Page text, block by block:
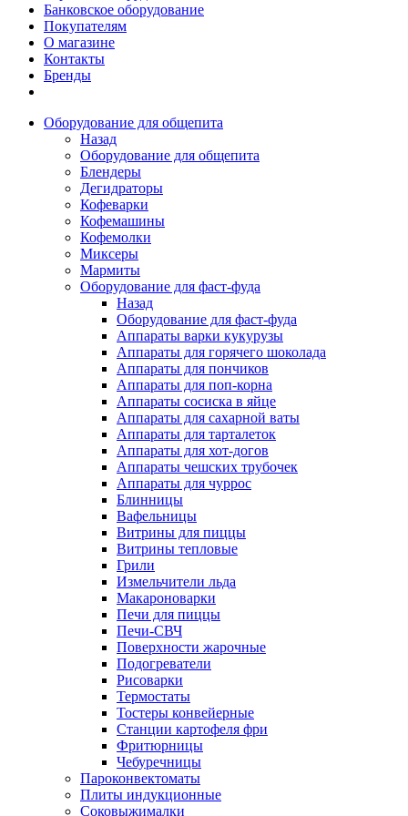
Банковское оборудование
Покупателям
О магазине
Контакты
Бренды
Оборудование для общепита
Назад
Оборудование для общепита
Блендеры
Дегидраторы
Кофеварки
Кофемашины
Кофемолки
Миксеры
Мармиты
Оборудование для фаст-фуда
Назад
Оборудование для фаст-фуда
Аппараты варки кукурузы
Аппараты для горячего шоколада
Аппараты для пончиков
Аппараты для поп-корна
Аппараты сосиска в яйце
Аппараты для сахарной ваты
Аппараты для тарталеток
Аппараты для хот-догов
Аппараты чешских трубочек
Аппараты для чуррос
Блинницы
Вафельницы
Витрины для пиццы
Витрины тепловые
Грили
Измельчители льда
Макароноварки
Печи для пиццы
Печи-СВЧ
Поверхности жарочные
Подогреватели
Рисоварки
Термостаты
Тостеры конвейерные
Станции картофеля фри
Фритюрницы
Чебуречницы
Пароконвектоматы
Плиты индукционные
Соковыжималки